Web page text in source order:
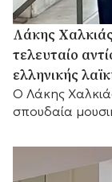
Λάκης
τελευταίο
ελληνικής
Ο Λάκης
σπουδαία